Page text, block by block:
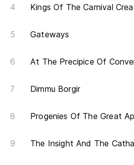
Kings Of The Carnival
Gateways
At The Precipice Of
Dimmu Borgir
Progenies Of The Great
The Insight And The